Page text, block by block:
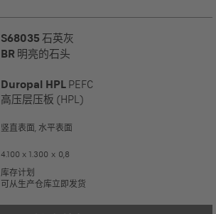
S68035 石英灰
BR 明亮的石头
Duropal HPL PEFC
高压层压板 (HPL)
竖直表面, 水平表面
4.100 x 1.300 x 0,8
库存计划
可从生产仓库立即发货